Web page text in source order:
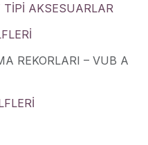
AKSESUARLAR
REKORLARI – VUB A